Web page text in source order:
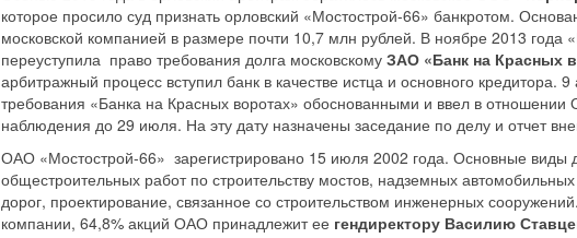
которое просило суд признать орловский «Мостострой-66» банкротом.
московской компанией в размере почти 10,7 млн рублей. В ноябре 2013
переуступила право требования долга московскому ЗАО «Банк на Красных
арбитражный процесс вступил банк в качестве истца и основного кредитора.
требования «Банка на Красных воротах» обоснованными и ввел в
наблюдения до 29 июля. На эту дату назначены заседание по делу и отчет
ОАО «Мостострой-66» зарегистрировано 15 июля 2002 года. Основные виды
общестроительных работ по строительству мостов, надземных
дорог, проектирование, связанное со строительством инженерных
компании, 64,8% акций ОАО принадлежит ее гендиректору Василию